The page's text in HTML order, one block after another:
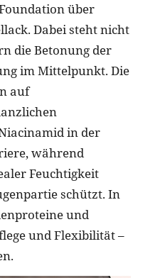
über
Dabei steht nicht
die Betonung der
im Mittelpunkt. Die
auf
in der
während
Feuchtigkeit
schützt. In
und
und Flexibilität –